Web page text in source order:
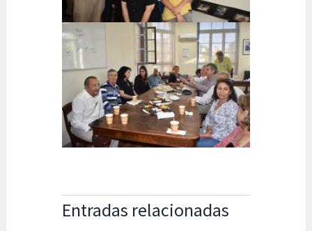
Entradas relacionadas